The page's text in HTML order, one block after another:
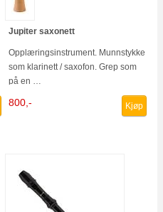
Jupiter saxonett
Opplæringsinstrument. Munnstykke
som klarinett / saxofon. Grep som
på en …
800,- Kjøp